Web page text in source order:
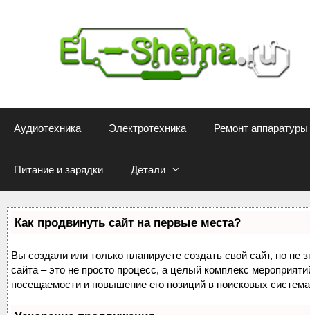
содержимому
Аудиотехника Электротехника Ремонт аппаратуры
Питание и зарядки Детали
Как продвинуть сайт на первые места?
Вы создали или только планируете создать свой сайт, но не
сайта – это не просто процесс, а целый комплекс
посещаемости и повышение его позиций в поисковых